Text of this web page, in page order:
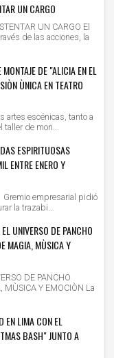
UN CARGO
UN CARGO El
de las acciones, la
DE "ALICIA EN EL
ÙNICA EN TEATRO
artes escénicas, tanto a
taller de mon...
ESPIRITUOSAS
ENTRE ENERO Y
Gremio empresarial pidió
la trazabi...
UNIVERSO DE PANCHO
MAGIA, MÙSICA Y
DE PANCHO
MÙSICA Y EMOCIÒN La
EN LIMA CON EL
BASH" JUNTO A